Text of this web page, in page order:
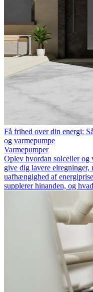
Få frihed over din energi:
og varmepumpe
Varmepumper
Oplev hvordan solceller og
give dig lavere
uafhængighed af
supplerer hinanden, og